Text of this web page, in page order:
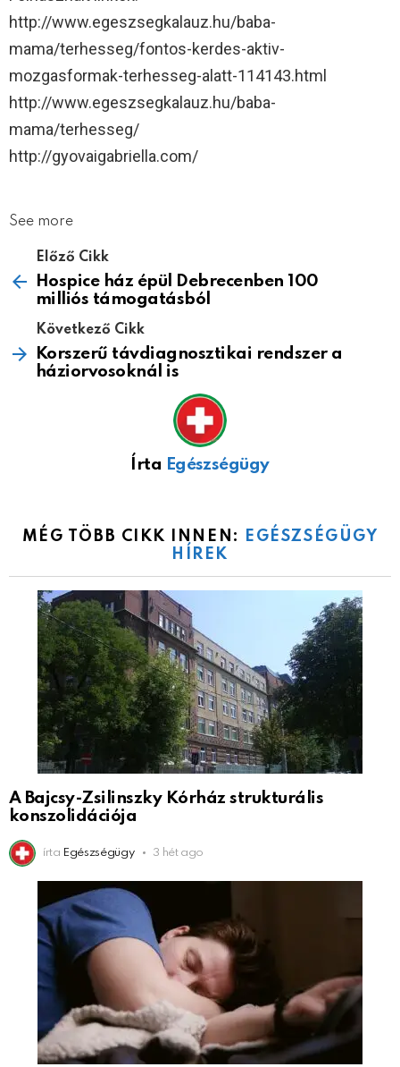
http://www.egeszsegkalauz.hu/baba-
mama/terhesseg/fontos-kerdes-aktiv-
mozgasformak-terhesseg-alatt-114143.html
http://www.egeszsegkalauz.hu/baba-
mama/terhesseg/
http://gyovaigabriella.com/
See more
Előző Cikk
Hospice ház épül Debrecenben 100
milliós támogatásból
Következő Cikk
Korszerű távdiagnosztikai rendszer a
háziorvosoknál is
Írta Egészségügy
MÉG TÖBB CIKK INNEN:
EGÉSZSÉGÜGY
HÍREK
A Bajcsy-Zsilinszky Kórház strukturális
konszolidációja
írta Egészségügy 3 hét ago